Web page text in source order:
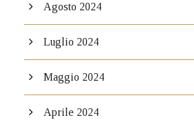
Agosto 2024
Luglio 2024
Maggio 2024
Aprile 2024